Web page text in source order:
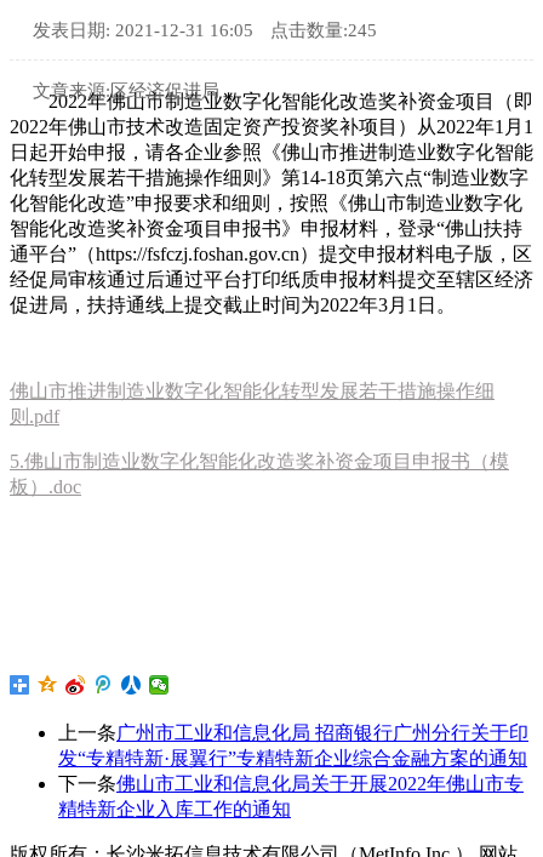
发表日期: 2021-12-31 16:05 点击数量:245
文章来源:区经济促进局
2022年佛山市制造业数字化智能化改造奖补资金项目（即
2022年佛山市技术改造固定资产投资奖补项目）从2022年1月1
日起开始申报，请各企业参照《佛山市推进制造业数字化智能
化转型发展若干措施操作细则》第14-18页第六点“制造业数字
化智能化改造”申报要求和细则，按照《佛山市制造业数字化
智能化改造奖补资金项目申报书》申报材料，登录“佛山扶持
通平台”（https://fsfczj.foshan.gov.cn）提交申报材料电子版，区
经促局审核通过后通过平台打印纸质申报材料提交至辖区经济
促进局，扶持通线上提交截止时间为2022年3月1日。
佛山市推进制造业数字化智能化转型发展若干措施操作细
则.pdf
5.佛山市制造业数字化智能化改造奖补资金项目申报书（模
板）.doc
上一条广州市工业和信息化局 招商银行广州分行关于印
发“专精特新·展翼行”专精特新企业综合金融方案的通知
下一条佛山市工业和信息化局关于开展2022年佛山市专
精特新企业入库工作的通知